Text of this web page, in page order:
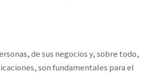
de sus negocios y, sobre todo,
son fundamentales para el